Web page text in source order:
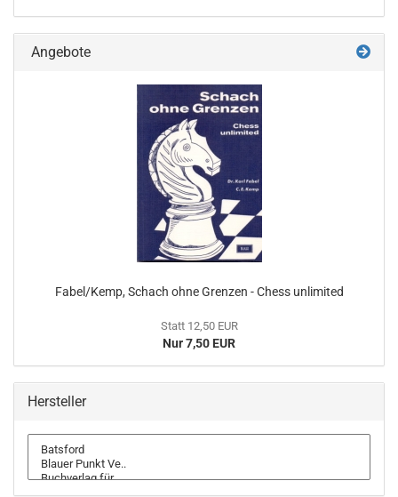
Angebote
Fabel/Kemp, Schach ohne Grenzen - Chess unlimited
Statt 12,50 EUR
Nur 7,50 EUR
Hersteller